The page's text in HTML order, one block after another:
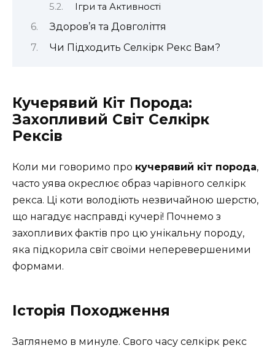
Ігри та Активності
Здоров’я та Довголіття
Чи Підходить Селкірк Рекс Вам?
Кучерявий Кіт Порода:
Захопливий Світ Селкірк
Рексів
Коли ми говоримо про кучерявий кіт порода,
часто уява окреслює образ чарівного селкірк
рекса. Ці коти володіють незвичайною шерстю,
що нагадує насправді кучері! Почнемо з
захопливих фактів про цю унікальну породу,
яка підкорила світ своїми неперевершеними
формами.
Історія Походження
Заглянемо в минуле. Свого часу селкірк рекс